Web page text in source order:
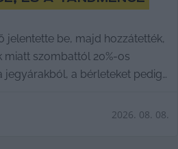
jelentette be, majd hozzátették,
szombattól 20%-os
jegyárakból, a bérleteket pedig
2026. 08. 08.